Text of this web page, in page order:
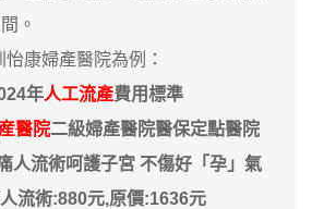
。
康婦產醫院為例：
年人工流產費用標準
醫院二級婦產醫院醫保定點醫院
流術呵護子宮 不傷好「孕」氣
術:880元,原價:1636元